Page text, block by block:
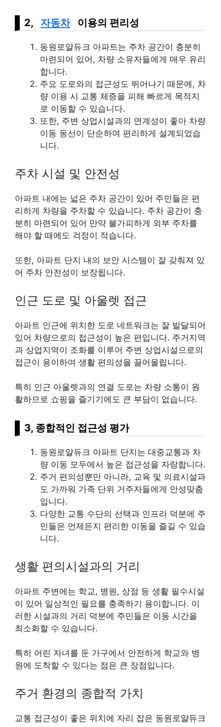
2, 자동차 이용의 편리성
동원로얄듀크 아파트는 주차 공간이 충분히
마련되어 있어, 차량 소유자들에게 매우 유리
합니다.
주요 도로와의 접근성도 뛰어나기 때문에, 차
량 이용 시 교통 체증을 피해 빠르게 목적지
로 이동할 수 있습니다.
또한, 주변 상업시설과의 연계성이 좋아 차량
이동 동선이 단순하여 편리하게 설계되었습
니다.
주차 시설 및 안전성
아파트 내에는 넓은 주차 공간이 있어 주민들은 편
리하게 차량을 주차할 수 있습니다. 주차 공간이 충
분히 마련되어 있어 만약 불가피하게 외부 주차를
해야 할 때에도 걱정이 적습니다.
또한, 아파트 단지 내의 보안 시스템이 잘 갖춰져 있
어 주차 안전성이 보장됩니다.
인근 도로 및 아울렛 접근
아파트 인근에 위치한 도로 네트워크는 잘 발달되어
있어 차량으로의 접근성이 높은 편입니다. 주거지역
과 상업지역이 조화를 이루어 주변 상업시설으로의
접근이 용이하여 생활 편의성을 끌어올립니다.
특히 인근 아울렛과의 연결 도로는 차량 소통이 원
활하므로 쇼핑을 즐기기에도 큰 부담이 없습니다.
3, 종합적인 접근성 평가
동원로얄듀크 아파트 단지는 대중교통과 차
량 이동 모두에서 높은 접근성을 자랑합니다.
주거 편의성뿐만 아니라, 교육 및 의료시설과
도 가까워 가족 단위 거주자들에게 안성맞춤
입니다.
다양한 교통 수단의 선택과 인프라 덕분에 주
민들은 언제든지 편리한 이동을 즐길 수 있습
니다.
생활 편의시설과의 거리
아파트 주변에는 학교, 병원, 상점 등 생활 필수시설
이 있어 일상적인 필요를 충족하기 용이합니다. 이
러한 시설과의 거리 덕분에 주민들은 이동 시간을
최소화할 수 있습니다.
특히 어린 자녀를 둔 가구에서 안전하게 학교와 병
원에 도착할 수 있다는 점은 큰 장점입니다.
주거 환경의 종합적 가치
교통 접근성이 좋은 위치에 자리 잡은 동원로얄듀크